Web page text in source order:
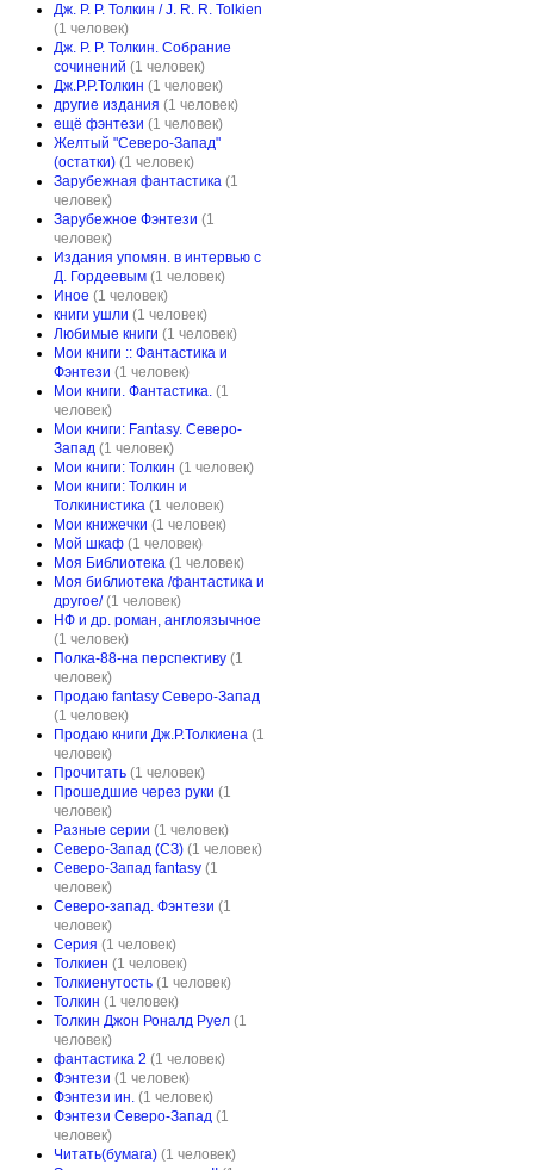
Дж. Р. Р. Толкин / J. R. R. Tolkien
(1 человек)
Дж. Р. Р. Толкин. Собрание
сочинений (1 человек)
Дж.Р.Р.Толкин (1 человек)
другие издания (1 человек)
ещё фэнтези (1 человек)
Желтый "Северо-Запад"
(остатки) (1 человек)
Зарубежная фантастика (1
человек)
Зарубежное Фэнтези (1
человек)
Издания упомян. в интервью с
Д. Гордеевым (1 человек)
Иное (1 человек)
книги ушли (1 человек)
Любимые книги (1 человек)
Мои книги :: Фантастика и
Фэнтези (1 человек)
Мои книги. Фантастика. (1
человек)
Мои книги: Fantasy. Северо-
Запад (1 человек)
Мои книги: Толкин (1 человек)
Мои книги: Толкин и
Толкинистика (1 человек)
Мои книжечки (1 человек)
Мой шкаф (1 человек)
Моя Библиотека (1 человек)
Моя библиотека /фантастика и
другое/ (1 человек)
НФ и др. роман, англоязычное
(1 человек)
Полка-88-на перспективу (1
человек)
Продаю fantasy Северо-Запад
(1 человек)
Продаю книги Дж.Р.Толкиена (1
человек)
Прочитать (1 человек)
Прошедшие через руки (1
человек)
Разные серии (1 человек)
Северо-Запад (СЗ) (1 человек)
Северо-Запад fantasy (1
человек)
Северо-запад. Фэнтези (1
человек)
Серия (1 человек)
Толкиен (1 человек)
Толкиенутость (1 человек)
Толкин (1 человек)
Толкин Джон Роналд Руел (1
человек)
фантастика 2 (1 человек)
Фэнтези (1 человек)
Фэнтези ин. (1 человек)
Фэнтези Северо-Запад (1
человек)
Читать(бумага) (1 человек)